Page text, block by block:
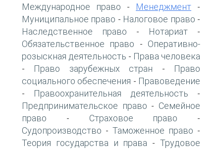
Международное право - Менеджмент -
Муниципальное право - Налоговое право -
Наследственное право - Нотариат -
Обязательственное право - Оперативно-
розыскная деятельность - Права человека
- Право зарубежных стран -
Право
социального обеспечения - Правоведение
- Правоохранительная деятельность -
Предпринимательское право - Семейное
право - Страховое право -
Судопроизводство - Таможенное право -
Теория государства и права -Трудовое